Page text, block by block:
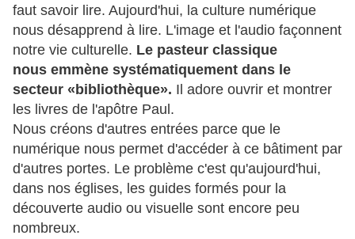
faut savoir lire. Aujourd'hui, la culture numérique
nous désapprend à lire. L'image et l'audio façonnent
notre vie culturelle. Le pasteur classique
nous emmène systématiquement dans le
secteur «bibliothèque». Il adore ouvrir et montrer
les livres de l'apôtre Paul.
Nous créons d'autres entrées parce que le
numérique nous permet d'accéder à ce bâtiment par
d'autres portes. Le problème c'est qu'aujourd'hui,
dans nos églises, les guides formés pour la
découverte audio ou visuelle sont encore peu
nombreux.